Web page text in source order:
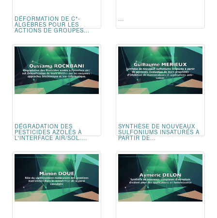
DÉFORMATION DE C*-
ALGÈBRES POUR LES
ACTIONS DE GROUPES...
...
DÉGRADATION DES
PESTICIDES AZOLÉS À
L'INTERFACE AIR/SOL....
SYNTHÈSE DE NOUVEAUX
SULFONIUMS INSATURÉS À
PARTIR DE...